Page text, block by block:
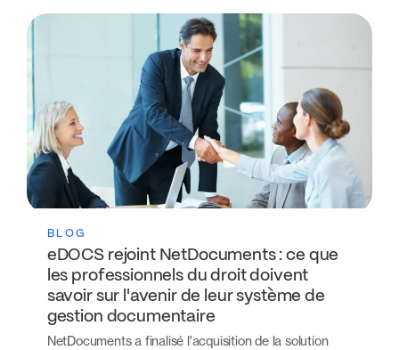
BLOG
eDOCS rejoint NetDocuments : ce que
les professionnels du droit doivent
savoir sur l'avenir de leur système de
gestion documentaire
NetDocuments a finalisé l'acquisition de la solution